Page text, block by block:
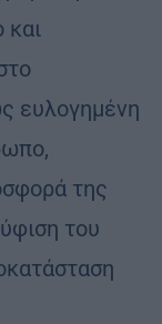
και
ευλογημένη
της
του